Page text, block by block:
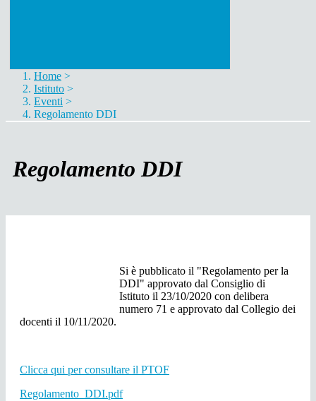
Home >
Istituto >
Eventi >
Regolamento DDI
Regolamento DDI
Si è pubblicato il "Regolamento per la
DDI" approvato dal Consiglio di
Istituto il 23/10/2020 con delibera
numero 71 e approvato dal Collegio dei
docenti il 10/11/2020.
Clicca qui per consultare il PTOF
Regolamento_DDI.pdf